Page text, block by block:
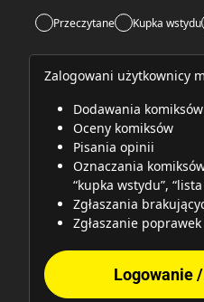
Przeczytane Kupka wstydu
Zalogowani użytkownicy
Dodawania
Oceny komiksów
Pisania opinii
Oznaczania
“kupka wstydu”,
Zgłaszania
Zgłaszanie
Logowanie